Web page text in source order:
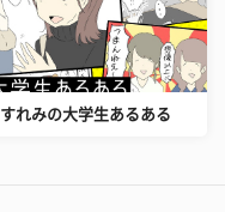
すれみの大学生あるある